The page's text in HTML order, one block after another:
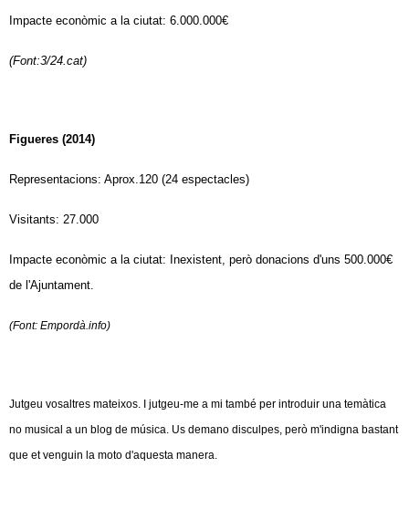
Impacte econòmic a la ciutat: 6.000.000€
(Font:3/24.cat)
Figueres (2014)
Representacions: Aprox.120 (24 espectacles)
Visitants: 27.000
Impacte econòmic a la ciutat: Inexistent, però donacions d'uns 500.000€
de l'Ajuntament.
(Font: Empordà.info)
Jutgeu vosaltres mateixos. I jutgeu-me a mi també per introduir una temàtica
no musical a un blog de música. Us demano disculpes, però m'indigna bastant
que et venguin la moto d'aquesta manera.